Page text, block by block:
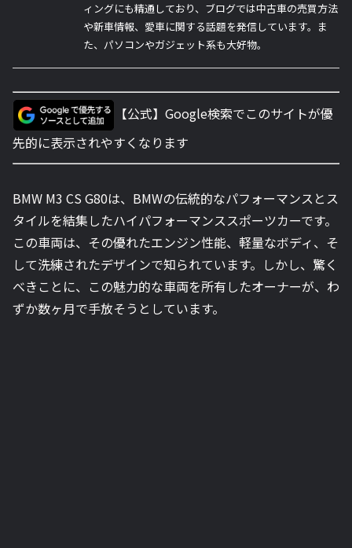
ィングにも精通しており、ブログでは中古車の売買方法
や新車情報、愛車に関する話題を発信しています。ま
た、パソコンやガジェット系も大好物。
【公式】Google検索でこのサイトが優
先的に表示されやすくなります
BMW M3 CS G80は、BMWの伝統的なパフォーマンスとス
タイルを結集したハイパフォーマンススポーツカーです。
この車両は、その優れたエンジン性能、軽量なボディ、そ
して洗練されたデザインで知られています。しかし、驚く
べきことに、この魅力的な車両を所有したオーナーが、わ
ずか数ヶ月で手放そうとしています。